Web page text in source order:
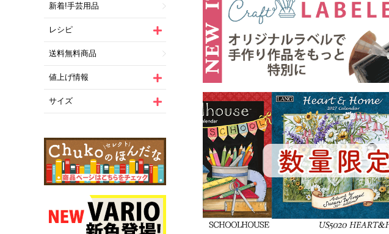
新着!手芸用品
レシピ
送料無料商品
値上げ情報
サイズ